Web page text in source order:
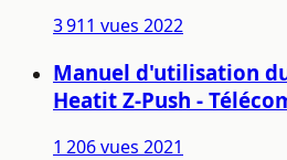
3 911 vues 2022
Manuel d'utilisation
Heatit Z-Push -
1 206 vues 2021